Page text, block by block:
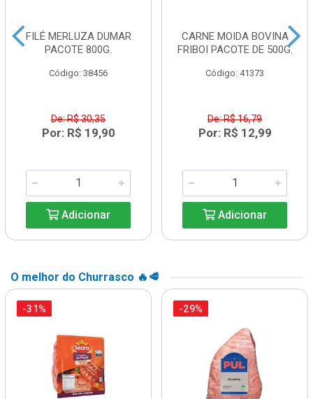
FILÉ MERLUZA DUMAR
PACOTE 800G.
Código: 38456
De: R$ 30,35
Por: R$ 19,90
Adicionar
CARNE MOIDA BOVINA
FRIBOI PACOTE DE 500G.
Código: 41373
De: R$ 16,79
Por: R$ 12,99
Adicionar
O melhor do Churrasco 🔥🥩
-31% -29%